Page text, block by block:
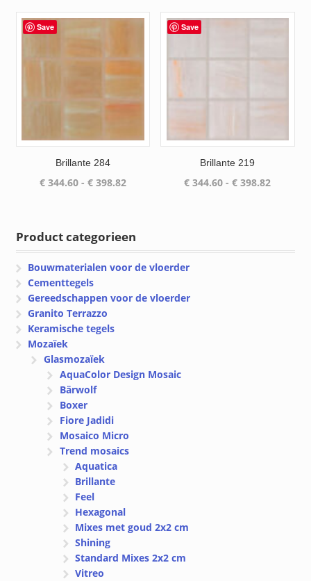
€ 398.82
Save
Brillante 284
€344.60 - €398.82Prijsklasse:
Save
Brillante 219
€ 344.60 - € 398.82
Product categorieen
Bouwmaterialen voor de vloerder
Cementtegels
Gereedschappen voor de vloerder
Granito Terrazzo
Keramische tegels
Mozaïek
Glasmozaïek
AquaColor Design Mosaic
Bärwolf
Boxer
Fiore Jadidi
Mosaico Micro
Trend mosaics
Aquatica
Brillante
Feel
Hexagonal
Mixes met goud 2x2 cm
Shining
Standard Mixes 2x2 cm
Vitreo